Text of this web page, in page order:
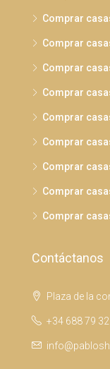
Comprar
Comprar
Comprar
Comprar
Comprar
Comprar
Comprar
Comprar
Comprar
Contáctanos
Plaza de la
+34 688 79